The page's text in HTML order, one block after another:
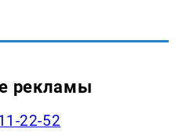
рекламы
22-52